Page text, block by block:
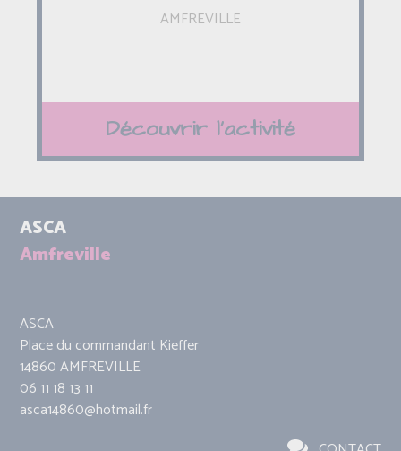
AMFREVILLE
Découvrir l'activité
ASCA
Amfreville
ASCA
Place du commandant Kieffer
14860 AMFREVILLE
06 11 18 13 11
asca14860@hotmail.fr